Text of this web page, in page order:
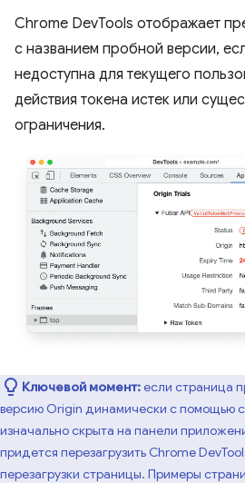
Chrome DevTools отображает
с названием пробной версии,
недоступна для текущего
действия токена истек или
ограничения.
Ключевой момент:если страница
версию Origin динамически с помощью
изначально скрыта на панели
придется перезагрузить Chrome
перезагрузки страницы. Примеры